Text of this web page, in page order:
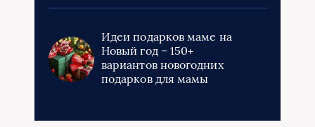
Идеи подарков маме на
Новый год – 150+
вариантов новогодних
подарков для мамы